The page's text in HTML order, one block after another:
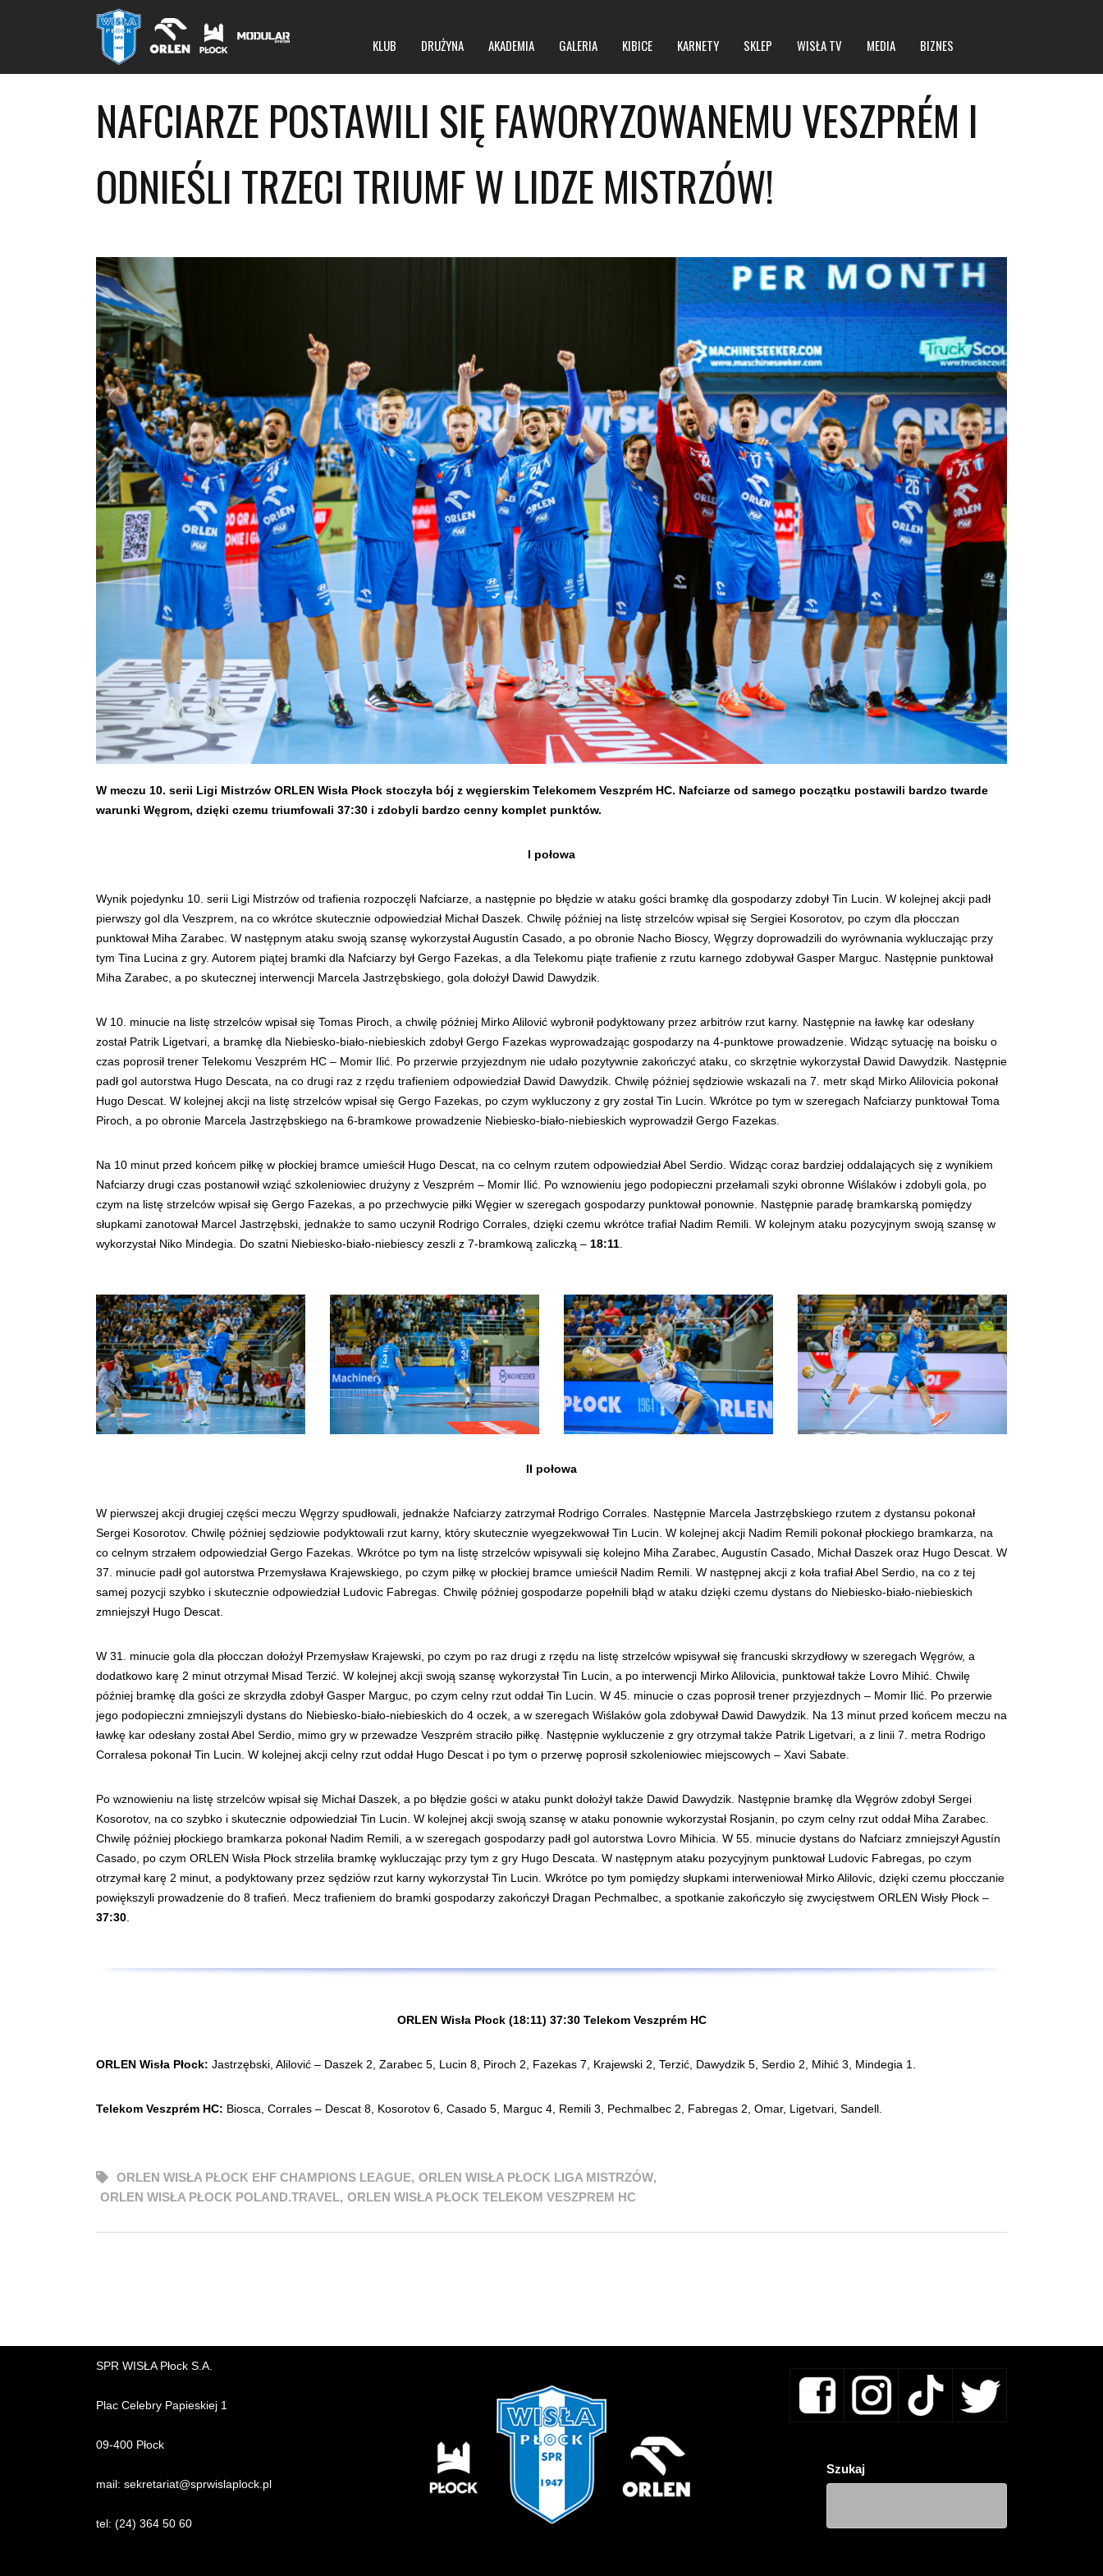
KLUB
Zarząd
Polityka bezpieczeństwa niepełnoletnich
Procedura zgłaszania nieprawidłowości
Regulamin obiektu
DRUŻYNA AKADEMIA GALERIA KIBICE KARNETY SKLEP WISŁA TV MEDIA BIZNES
NAFCIARZE POSTAWILI SIĘ FAWORYZOWANEMU VESZPRÉM I
ODNIEŚLI TRZECI TRIUMF W LIDZE MISTRZÓW!
W meczu 10. serii Ligi Mistrzów ORLEN Wisła Płock stoczyła bój z węgierskim Telekomem Veszprém HC. Nafciarze od samego początku postawili bardzo twarde
warunki Węgrom, dzięki czemu triumfowali 37:30 i zdobyli bardzo cenny komplet punktów.
I połowa
Wynik pojedynku 10. serii Ligi Mistrzów od trafienia rozpoczęli Nafciarze, a następnie po błędzie w ataku gości bramkę dla gospodarzy zdobył Tin Lucin. W kolejnej akcji padł
pierwszy gol dla Veszprem, na co wkrótce skutecznie odpowiedział Michał Daszek. Chwilę później na listę strzelców wpisał się Sergiei Kosorotov, po czym dla płocczan
punktował Miha Zarabec. W następnym ataku swoją szansę wykorzystał Augustín Casado, a po obronie Nacho Bioscy, Węgrzy doprowadzili do wyrównania wykluczając przy
tym Tina Lucina z gry. Autorem piątej bramki dla Nafciarzy był Gergo Fazekas, a dla Telekomu piąte trafienie z rzutu karnego zdobywał Gasper Marguc. Następnie punktował
Miha Zarabec, a po skutecznej interwencji Marcela Jastrzębskiego, gola dołożył Dawid Dawydzik.
W 10. minucie na listę strzelców wpisał się Tomas Piroch, a chwilę później Mirko Alilović wybronił podyktowany przez arbitrów rzut karny. Następnie na ławkę kar odesłany
został Patrik Ligetvari, a bramkę dla Niebiesko-biało-niebieskich zdobył Gergo Fazekas wyprowadzając gospodarzy na 4-punktowe prowadzenie. Widząc sytuację na boisku o
czas poprosił trener Telekomu Veszprém HC – Momir Ilić. Po przerwie przyjezdnym nie udało pozytywnie zakończyć ataku, co skrzętnie wykorzystał Dawid Dawydzik. Następnie
padł gol autorstwa Hugo Descata, na co drugi raz z rzędu trafieniem odpowiedział Dawid Dawydzik. Chwilę później sędziowie wskazali na 7. metr skąd Mirko Alilovicia pokonał
Hugo Descat. W kolejnej akcji na listę strzelców wpisał się Gergo Fazekas, po czym wykluczony z gry został Tin Lucin. Wkrótce po tym w szeregach Nafciarzy punktował Toma
Piroch, a po obronie Marcela Jastrzębskiego na 6-bramkowe prowadzenie Niebiesko-biało-niebieskich wyprowadził Gergo Fazekas.
Na 10 minut przed końcem piłkę w płockiej bramce umieścił Hugo Descat, na co celnym rzutem odpowiedział Abel Serdio. Widząc coraz bardziej oddalających się z wynikiem
Nafciarzy drugi czas postanowił wziąć szkoleniowiec drużyny z Veszprém – Momir Ilić. Po wznowieniu jego podopieczni przełamali szyki obronne Wiślaków i zdobyli gola, po
czym na listę strzelców wpisał się Gergo Fazekas, a po przechwycie piłki Węgier w szeregach gospodarzy punktował ponownie. Następnie paradę bramkarską pomiędzy
słupkami zanotował Marcel Jastrzębski, jednakże to samo uczynił Rodrigo Corrales, dzięki czemu wkrótce trafiał Nadim Remili. W kolejnym ataku pozycyjnym swoją szansę w
wykorzystał Niko Mindegia. Do szatni Niebiesko-biało-niebiescy zeszli z 7-bramkową zaliczką – 18:11
II połowa
W pierwszej akcji drugiej części meczu Węgrzy spudłowali, jednakże Nafciarzy zatrzymał Rodrigo Corrales. Następnie Marcela Jastrzębskiego rzutem z dystansu pokonał
Sergei Kosorotov. Chwilę później sędziowie podyktowali rzut karny, który skutecznie wyegzekwował Tin Lucin. W kolejnej akcji Nadim Remili pokonał płockiego bramkarza, na
co celnym strzałem odpowiedział Gergo Fazekas. Wkrótce po tym na listę strzelców wpisywali się kolejno Miha Zarabec, Augustín Casado, Michał Daszek oraz Hugo Descat. W
37. minucie padł gol autorstwa Przemysława Krajewskiego, po czym piłkę w płockiej bramce umieścił Nadim Remili. W następnej akcji z koła trafiał Abel Serdio, na co z tej
samej pozycji szybko i skutecznie odpowiedział Ludovic Fabregas. Chwilę później gospodarze popełnili błąd w ataku dzięki czemu dystans do Niebiesko-biało-niebieskich
zmniejszył Hugo Descat.
W 31. minucie gola dla płocczan dołożył Przemysław Krajewski, po czym po raz drugi z rzędu na listę strzelców wpisywał się francuski skrzydłowy w szeregach Węgrów, a
dodatkowo karę 2 minut otrzymał Misad Terzić. W kolejnej akcji swoją szansę wykorzystał Tin Lucin, a po interwencji Mirko Alilovicia, punktował także Lovro Mihić. Chwilę
później bramkę dla gości ze skrzydła zdobył Gasper Marguc, po czym celny rzut oddał Tin Lucin. W 45. minucie o czas poprosił trener przyjezdnych – Momir Ilić. Po przerwie
jego podopieczni zmniejszyli dystans do Niebiesko-biało-niebieskich do 4 oczek, a w szeregach Wiślaków gola zdobywał Dawid Dawydzik. Na 13 minut przed końcem meczu na
ławkę kar odesłany został Abel Serdio, mimo gry w przewadze Veszprém straciło piłkę. Następnie wykluczenie z gry otrzymał także Patrik Ligetvari, a z linii 7. metra Rodrigo
Corralesa pokonał Tin Lucin. W kolejnej akcji celny rzut oddał Hugo Descat i po tym o przerwę poprosił szkoleniowiec miejscowych – Xavi Sabate.
Po wznowieniu na listę strzelców wpisał się Michał Daszek, a po błędzie gości w ataku punkt dołożył także Dawid Dawydzik. Następnie bramkę dla Węgrów zdobył Sergei
Kosorotov, na co szybko i skutecznie odpowiedział Tin Lucin. W kolejnej akcji swoją szansę w ataku ponownie wykorzystał Rosjanin, po czym celny rzut oddał Miha Zarabec.
Chwilę później płockiego bramkarza pokonał Nadim Remili, a w szeregach gospodarzy padł gol autorstwa Lovro Mihicia. W 55. minucie dystans do Nafciarz zmniejszył Agustín
Casado, po czym ORLEN Wisła Płock strzeliła bramkę wykluczając przy tym z gry Hugo Descata. W następnym ataku pozycyjnym punktował Ludovic Fabregas, po czym
otrzymał karę 2 minut, a podyktowany przez sędziów rzut karny wykorzystał Tin Lucin. Wkrótce po tym pomiędzy słupkami interweniował Mirko Alilovic, dzięki czemu płocczanie
powiększyli prowadzenie do 8 trafień. Mecz trafieniem do bramki gospodarzy zakończył Dragan Pechmalbec, a spotkanie zakończyło się zwycięstwem ORLEN Wisły Płock –
37:30
ORLEN Wisła Płock (18:11) 37:30 Telekom Veszprém HC
ORLEN Wisła Płock: Jastrzębski, Alilović – Daszek 2, Zarabec 5, Lucin 8, Piroch 2, Fazekas 7, Krajewski 2, Terzić, Dawydzik 5, Serdio 2, Mihić 3, Mindegia 1.
Telekom Veszprém HC: Biosca, Corrales – Descat 8, Kosorotov 6, Casado 5, Marguc 4, Remili 3, Pechmalbec 2, Fabregas 2, Omar, Ligetvari, Sandell.
ORLEN WISŁA PŁOCK EHF CHAMPIONS LEAGUE, ORLEN WISŁA PŁOCK LIGA MISTRZÓW,
ORLEN WISŁA PŁOCK POLAND.TRAVEL, ORLEN WISŁA PŁOCK TELEKOM VESZPREM HC
SPR WISŁA Płock S.A.
Plac Celebry Papieskiej 1
09-400 Płock
mail: sekretariat@sprwislaplock.pl
tel: (24) 364 50 60
Szukaj